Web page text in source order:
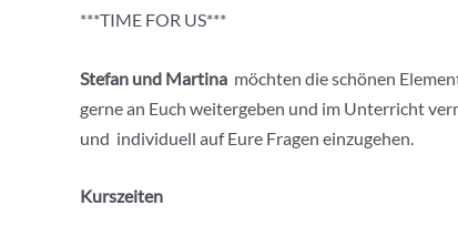
***TIME FOR US***
Stefan und Martina möchten die schönen
gerne an Euch weitergeben und im Unterricht
und individuell auf Eure Fragen einzugehen.
Kurszeiten